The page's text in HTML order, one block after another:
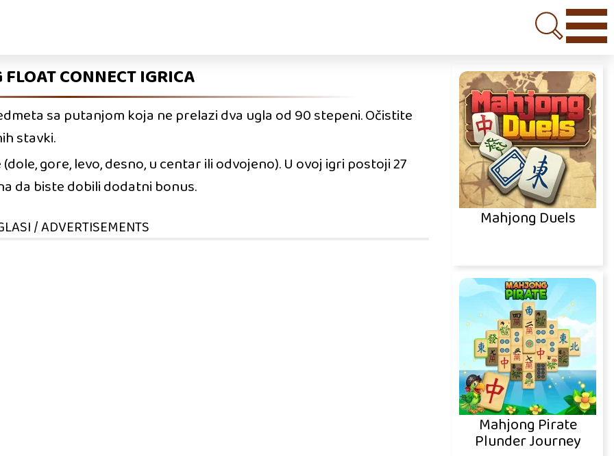
CONNECT IGRICA
sa putanjom koja ne prelazi dva ugla od 90 stepeni. Očistite
stavki.
gore, levo, desno, u centar ili odvojeno). U ovoj igri postoji 27
da biste dobili dodatni bonus.
/ ADVERTISEMENTS Mahjong Duels
Mahjong Pirate
Plunder Journey